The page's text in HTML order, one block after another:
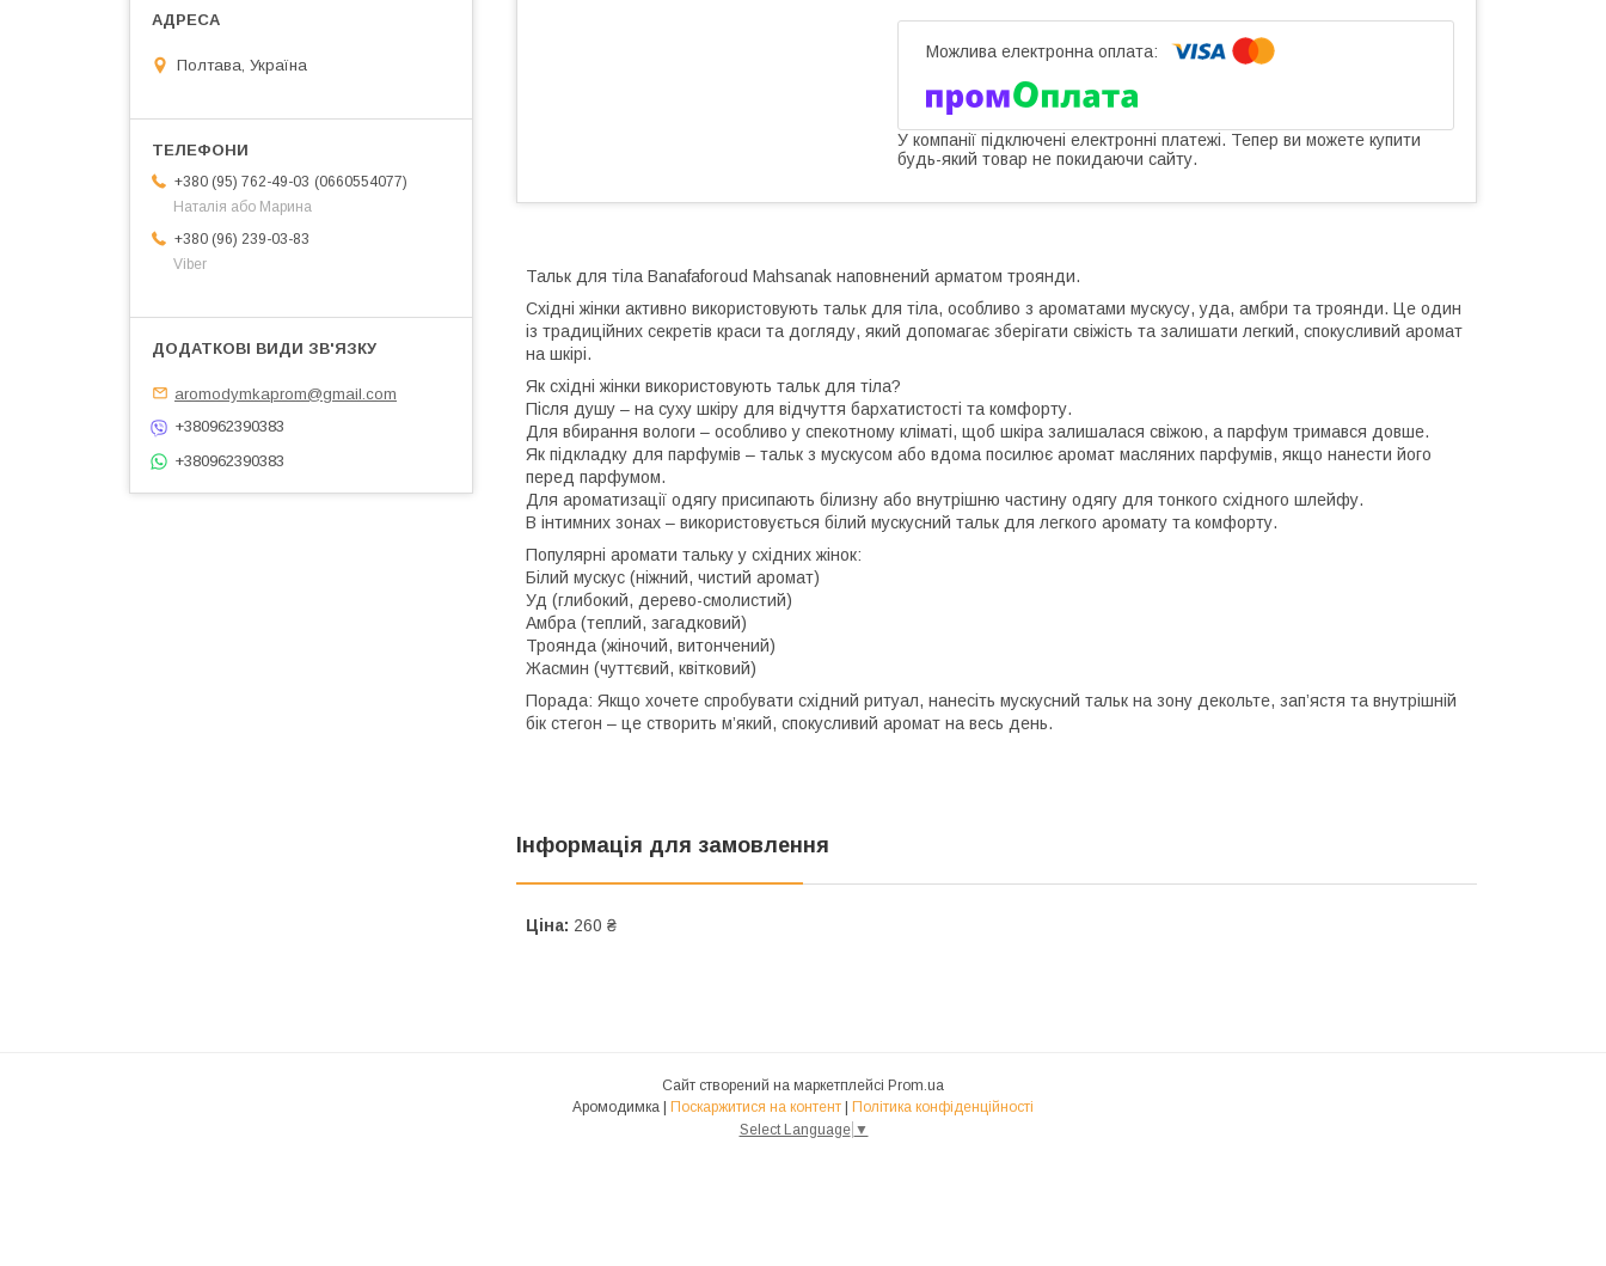
У компанії підключені електронні платежі. Тепер ви можете купити
будь-який товар не покидаючи сайту.
Тальк для тіла Banafaforoud Mahsanak наповнений арматом троянди.
Східні жінки активно використовують тальк для тіла, особливо з ароматами мускусу, уда, амбри та троянди. Це один
із традиційних секретів краси та догляду, який допомагає зберігати свіжість та залишати легкий, спокусливий аромат
на шкірі.
Як східні жінки використовують тальк для тіла?
Після душу – на суху шкіру для відчуття бархатистості та комфорту.
Для вбирання вологи – особливо у спекотному кліматі, щоб шкіра залишалася свіжою, а парфум тримався довше.
Як підкладку для парфумів – тальк з мускусом або вдома посилює аромат масляних парфумів, якщо нанести його
перед парфумом.
Для ароматизації одягу присипають білизну або внутрішню частину одягу для тонкого східного шлейфу.
В інтимних зонах – використовується білий мускусний тальк для легкого аромату та комфорту.
Популярні аромати тальку у східних жінок:
Білий мускус (ніжний, чистий аромат)
Уд (глибокий, дерево-смолистий)
Амбра (теплий, загадковий)
Троянда (жіночий, витончений)
Жасмин (чуттєвий, квітковий)
Порада: Якщо хочете спробувати східний ритуал, нанесіть мускусний тальк на зону декольте, зап’ястя та внутрішній
бік стегон – це створить м’який, спокусливий аромат на весь день.
Інформація для замовлення
Ціна: 260 ₴
Полтава, Україна
+380 (95) 762-49-03
0660554077
Наталія або Марина
+380 (96) 239-03-83
Viber
aromodymkaprom@gmail.com
+380962390383
+380962390383
Сайт створений на маркетплейсі Prom.ua
Аромодимка | Поскаржитися на контент | Політика конфіденційності
Select Language ▼